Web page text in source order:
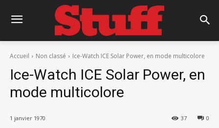
Accueil Non classé Ice-Watch ICE Solar Power, en mode multicolore
Ice-Watch ICE Solar Power, en
mode multicolore
1 janvier 1970 0
37